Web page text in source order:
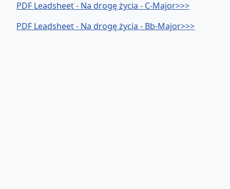
PDF Leadsheet - Na drogę życia - C-Major>>>
PDF Leadsheet - Na drogę życia - Bb-Major>>>